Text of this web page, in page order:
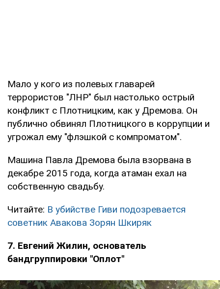
Мало у кого из полевых главарей
террористов "ЛНР" был настолько острый
конфликт с Плотницким, как у Дремова. Он
публично обвинял Плотницкого в коррупции и
угрожал ему "флэшкой с компроматом".
Машина Павла Дремова была взорвана в
декабре 2015 года, когда атаман ехал на
собственную свадьбу.
Читайте: В убийстве Гиви подозревается
советник Авакова Зорян Шкиряк
7. Евгений Жилин, основатель
бандгруппировки "Оплот"